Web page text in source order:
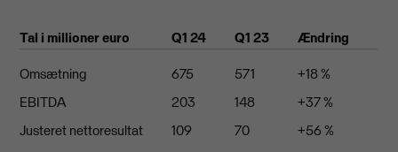
Tal i millioner euro Q1 24 Q1 23 Ændring
Omsætning 675 571
+18 %
EBITDA
203 148
+37 %
Justeret nettoresultat
109 70 +56 %